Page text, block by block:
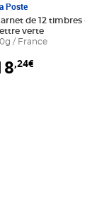
panier
Poste
de 12 timbres - Le
verte
/ France
,24€